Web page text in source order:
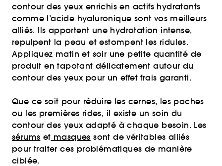
contour des yeux enrichis en actifs hydratants
comme l’acide hyaluronique sont vos meilleurs
alliés. Ils apportent une hydratation intense,
repulpent la peau et estompent les ridules.
Appliquez matin et soir une petite quantité de
produit en tapotant délicatement autour du
contour des yeux pour un effet frais garanti.
Que ce soit pour réduire les cernes, les poches
ou les premières rides, il existe un soin du
contour des yeux adapté à chaque besoin. Les
sérums et masques sont de véritables alliés
pour traiter ces problématiques de manière
ciblée.